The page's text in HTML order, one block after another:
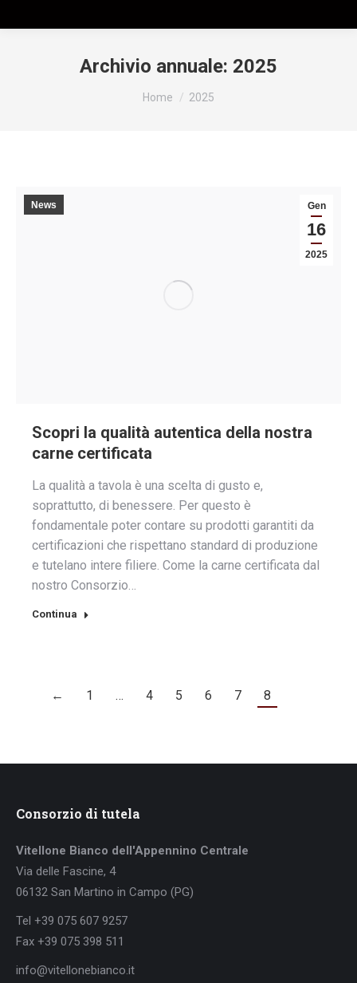
Archivio annuale: 2025
Tu sei qui:
Home 2025
Gen
16
2025
News
Scopri la qualità autentica della nostra
carne certificata
La qualità a tavola è una scelta di gusto e,
soprattutto, di benessere. Per questo è
fondamentale poter contare su prodotti garantiti da
certificazioni che rispettano standard di produzione
e tutelano intere filiere. Come la carne certificata dal
nostro Consorzio…
Continua
← 1 … 4 5 6 7 8
Consorzio di tutela
Vitellone Bianco dell'Appennino Centrale
Via delle Fascine, 4
06132 San Martino in Campo (PG)
Tel +39 075 607 9257
Fax +39 075 398 511
info@vitellonebianco.it